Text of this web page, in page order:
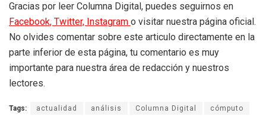
Gracias por leer Columna Digital, puedes seguirnos en
Facebook, Twitter, Instagram o visitar nuestra página oficial.
No olvides comentar sobre este articulo directamente en la
parte inferior de esta página, tu comentario es muy
importante para nuestra área de redacción y nuestros
lectores.
Tags: actualidad análisis Columna Digital cómputo